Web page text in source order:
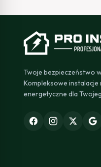
Twoje bezpieczeństwo
Kompleksowe
energetyczne dla